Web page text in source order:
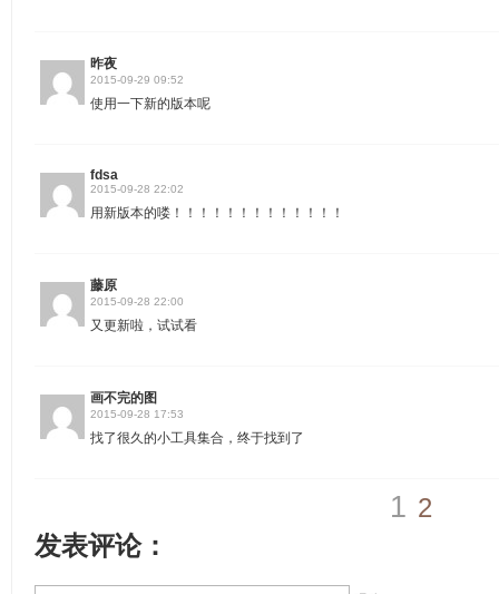
昨夜
2015-09-29 09:52
使用一下新的版本呢
fdsa
2015-09-28 22:02
用新版本的喽！！！！！！！！！！！！！
藤原
2015-09-28 22:00
又更新啦，试试看
画不完的图
2015-09-28 17:53
找了很久的小工具集合，终于找到了
1 2
发表评论：